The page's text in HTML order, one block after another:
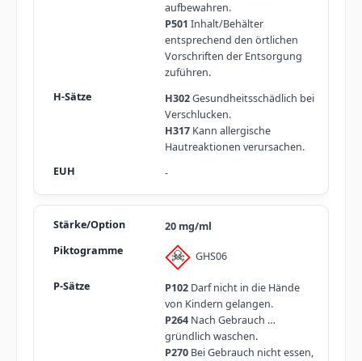
aufbewahren.
P501 Inhalt/Behälter
entsprechend den örtlichen
Vorschriften der Entsorgung
zuführen.
H302Gesundheitsschädlich bei
Verschlucken.
H317Kann allergische
Hautreaktionen verursachen.
-
20 mg/ml
GHS06
P102Darf nicht in die Hände
von Kindern gelangen.
P264Nach Gebrauch …
gründlich waschen.
P270Bei Gebrauch nicht essen,